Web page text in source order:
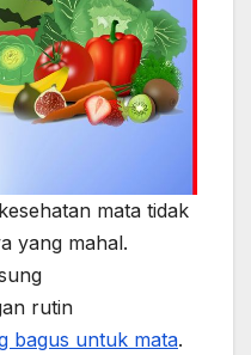
mata tidak
yang mahal.
rutin
bagus untuk mata.